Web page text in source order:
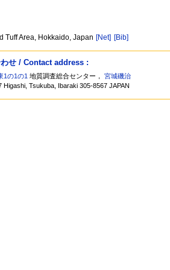
Tuff Area, Hokkaido, Japan [Net] [Bib]
せ / Contact address :
1の1の1 地質調査総合センター，宮城磯治
Higashi, Tsukuba, Ibaraki 305-8567 JAPAN